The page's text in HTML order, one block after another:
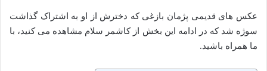
عکس های قدیمی پژمان بازغی که دخترش از او به اشتراک گذاشت
سوژه شد که در ادامه این بخش از کاشمر سلام مشاهده می کنید، با
ما همراه باشید.